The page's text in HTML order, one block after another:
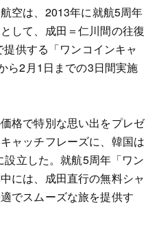
空は、2013年に就航5周年
して、成田＝仁川間の往復
提供する「ワンコインキャ
ら2月1日までの3日間実施
格で特別な思い出をプレゼ
ャッチフレーズに、韓国は
立した。就航5周年「ワン
には、成田直行の無料シャ
でスムーズな旅を提供す